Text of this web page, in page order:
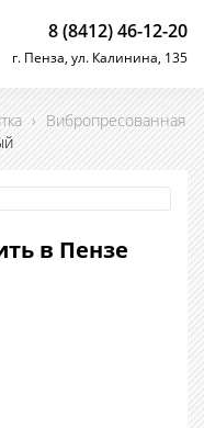
8 (8412) 46-12-20
г. Пенза, ул. Калинина, 135
› Вибропресованная
в Пензе